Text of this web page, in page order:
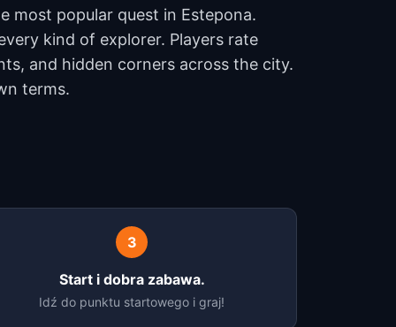
most popular quest in Estepona.
kind of explorer. Players rate
and hidden corners across the city.
terms.
3
Start i dobra zabawa.
Idź do punktu startowego i graj!